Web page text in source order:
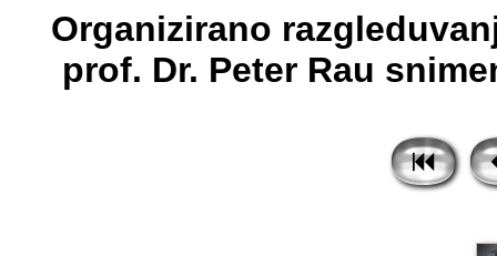
Organizirano
prof. Dr. Peter Rau